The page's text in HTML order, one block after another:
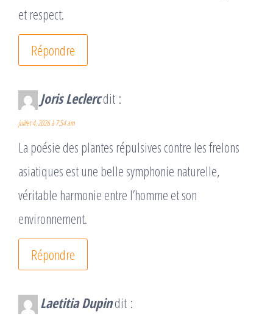
et respect.
Répondre
Joris Leclercdit :
juillet 4, 2026 à 7:54 am
La poésie des plantes répulsives contre les frelons
asiatiques est une belle symphonie naturelle,
véritable harmonie entre l’homme et son
environnement.
Répondre
Laetitia Dupindit :